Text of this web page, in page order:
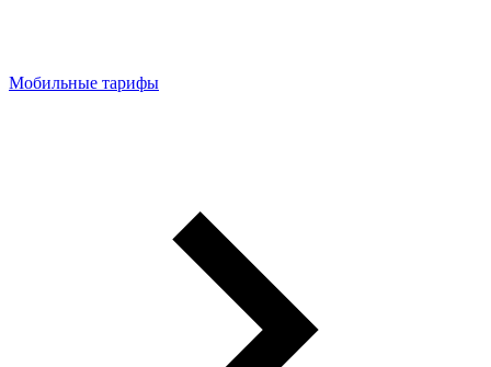
Мобильные тарифы